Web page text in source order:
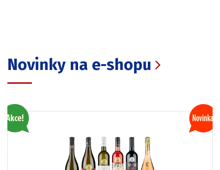
Novinky na e-shopu